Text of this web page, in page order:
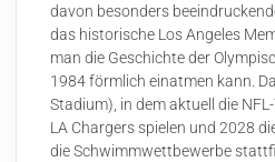
davon besonders
das historische Los Angeles
man die Geschichte der
1984 förmlich einatmen kann.
Stadium), in dem aktuell die
LA Chargers spielen und 2028
die Schwimmwettbewerbe